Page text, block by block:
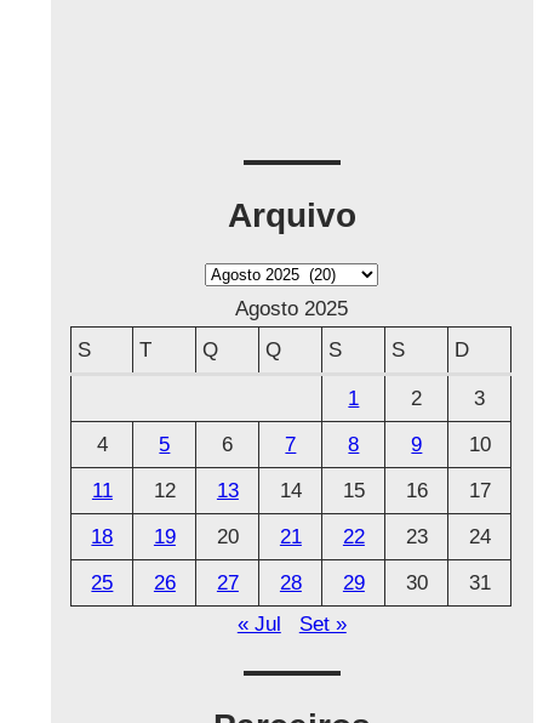
Arquivo
A
q
Agosto 2025
S
T Q Q S S D
1 2
3
4
5 6 7 8 9
10
11
12 13 14 15 16
17
18
19 20 21 22 23
24
25
26 27 28 29 30
31
« Jul
Set »